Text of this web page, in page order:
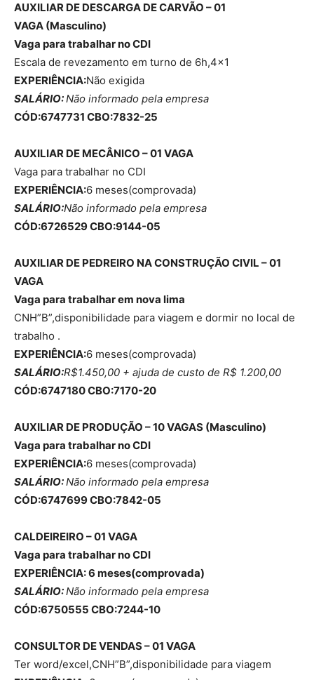
AUXILIAR DE DESCARGA DE CARVÃO – 01
VAGA (Masculino)
Vaga para trabalhar no CDI
Escala de revezamento em turno de 6h,4×1
EXPERIÊNCIA:Não exigida
SALÁRIO:Não informado pela empresa
CÓD:6747731 CBO:7832-25
AUXILIAR DE MECÂNICO – 01 VAGA
Vaga para trabalhar no CDI
EXPERIÊNCIA:6 meses(comprovada)
SALÁRIO:Não informado pela empresa
CÓD:6726529 CBO:9144-05
AUXILIAR DE PEDREIRO NA CONSTRUÇÃO CIVIL – 01
VAGA
Vaga para trabalhar em nova lima
CNH”B”,disponibilidade para viagem e dormir no local de
trabalho .
EXPERIÊNCIA:6 meses(comprovada)
SALÁRIO:R$1.450,00 + ajuda de custo de R$ 1.200,00
CÓD:6747180 CBO:7170-20
AUXILIAR DE PRODUÇÃO – 10 VAGAS (Masculino)
Vaga para trabalhar no CDI
EXPERIÊNCIA:6 meses(comprovada)
SALÁRIO:Não informado pela empresa
CÓD:6747699 CBO:7842-05
CALDEIREIRO – 01 VAGA
Vaga para trabalhar no CDI
EXPERIÊNCIA: 6 meses(comprovada)
SALÁRIO:Não informado pela empresa
CÓD:6750555 CBO:7244-10
CONSULTOR DE VENDAS – 01 VAGA
Ter word/excel,CNH”B”,disponibilidade para viagem